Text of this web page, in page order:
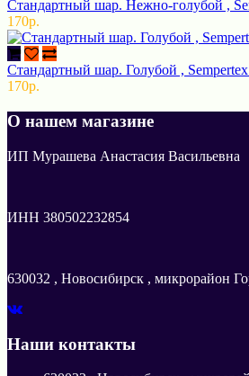
Стандартный шар. Нежно-голубой ,
170р.
Стандартный шар. Голубой ,
170р.
О нашем магазине
ИП Мурашева Анастасия Васильевна
ИНН 380502232854
630032 , Новосибирск , микрорайон
Наши контакты